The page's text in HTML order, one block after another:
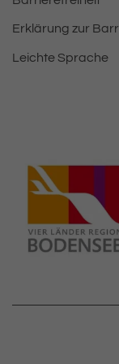
Erklärung zur
Leichte Sprache